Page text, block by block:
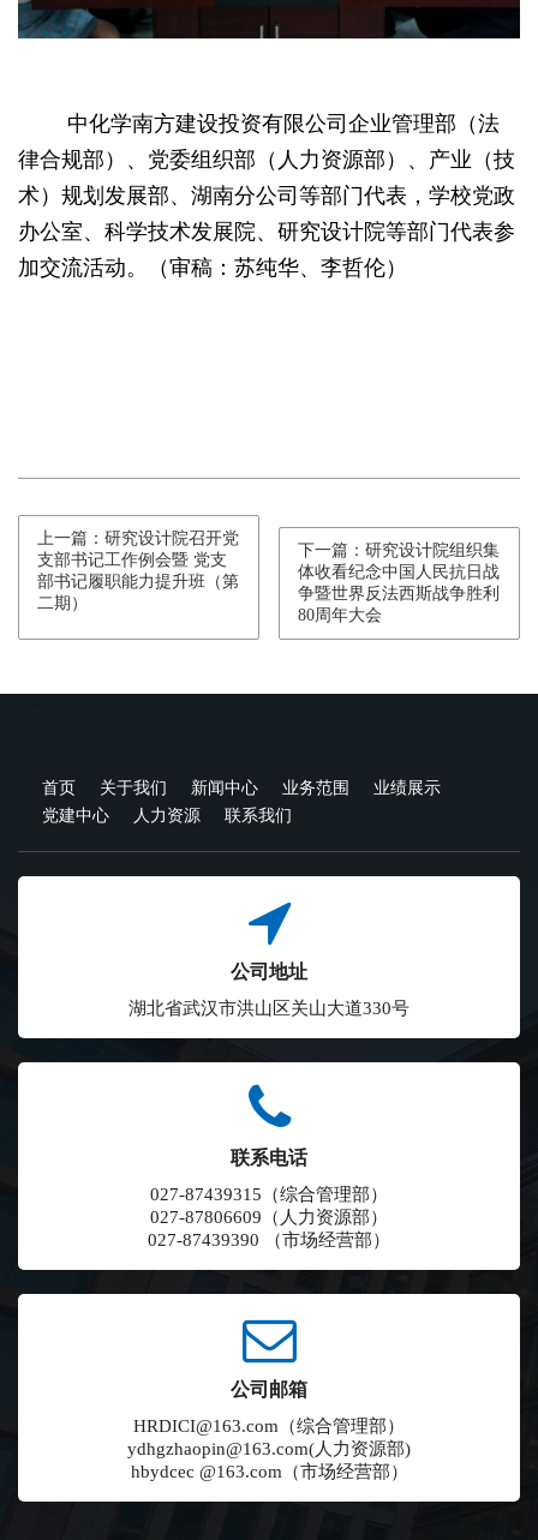
中化学南方建设投资有限公司企业管理部（法
律合规部）、 党委组织部（人力资源部）、产业（技
术）规划发展部、湖南分公司等部门代表，学校党政
办公室、科学技术发展院、研究设计院等部门代表参
加交流活动。（审稿：苏纯华、李哲伦）
上一篇：研究设计院召开党
支部书记工作例会暨 党支
部书记履职能力提升班（第
二期）
下一篇：研究设计院组织集
体收看纪念中国人民抗日战
争暨世界反法西斯战争胜利
80周年大会
首页 关于我们 新闻中心 业务范围
业绩展示
党建中心
人力资源 联系我们
公司地址
湖北省武汉市洪山区关山大道330号
联系电话
027-87439315（综合管理部）
027-87806609（人力资源部）
027-87439390 （市场经营部）
公司邮箱
HRDICI@163.com（综合管理部）
ydhgzhaopin@163.com(人力资源部)
hbydcec @163.com（市场经营部）